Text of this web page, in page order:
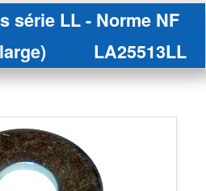
série LL - Norme NF
LA25513LL